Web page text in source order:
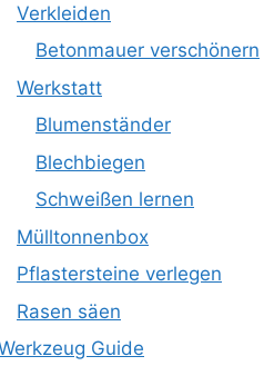
Verkleiden
Betonmauer verschönern
Werkstatt
Blumenständer
Blechbiegen
Schweißen lernen
Mülltonnenbox
Pflastersteine verlegen
Rasen säen
Guide